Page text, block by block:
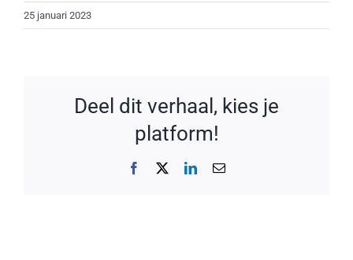
25 januari 2023
Deel dit verhaal, kies je
platform!
Facebook LinkedIn
E-